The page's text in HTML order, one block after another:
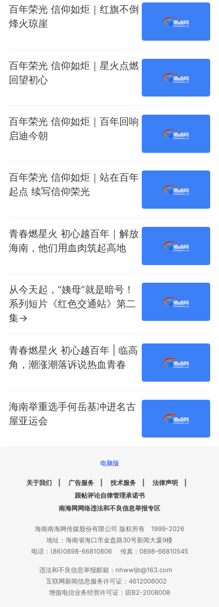
百年荣光 信仰如炬｜红旗不倒
烽火琼崖
百年荣光 信仰如炬｜星火点燃
回望初心
百年荣光 信仰如炬｜百年回响
启迪今朝
百年荣光 信仰如炬｜站在百年
起点 续写信仰荣光
青春燃星火 初心越百年｜解放
海南，他们用血肉筑起高地
从今天起，“姨母”就是暗号！
系列短片《红色交通站》第二
集→
青春燃星火 初心越百年 | 临高
角，潮涨潮落诉说热血青春
海南举重选手何岳基冲进名古
屋亚运会
电脑版
关于我们| 广告服务| 技术服务| 法律声明
跟帖评论自律管理承诺书
南海网网络违法和不良信息举报专区
海南南海网传媒股份有限公司 版权所有 1999-2026
地址：海南省海口市金盘路30号新闻大厦9楼
电话：(86)0898-66810806 传真：0898-66810545
违法和不良信息举报邮箱：nhwwljb@163.com
互联网新闻信息服务许可证：4612006002
增值电信业务经营许可证：琼B2-2008008